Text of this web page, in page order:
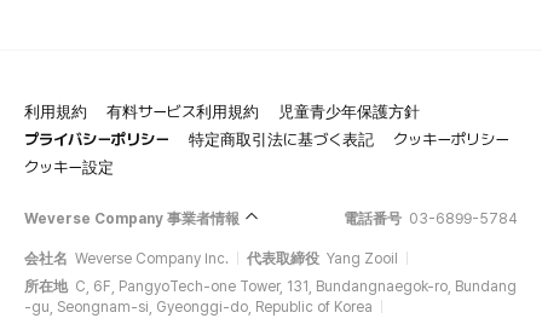
利用規約 有料サービス利用規約
児童青少年保護方針
プライバシーポリシー
特定商取引法に基づく表記
クッキーポリシー
クッキー設定
Weverse Company 事業者情報 電話番号 03-6899-5784
会社名 Weverse Company Inc. 代表取締役 Yang Zooil
所在地 C, 6F, PangyoTech-one Tower, 131, Bundangnaegok-ro, Bundang
-gu, Seongnam-si, Gyeonggi-do, Republic of Korea